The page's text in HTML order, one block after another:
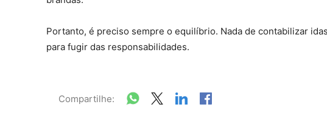
Portanto, é preciso sempre o equilíbrio. Nada de contabilizar
para fugir das responsabilidades.
Compartilhe: